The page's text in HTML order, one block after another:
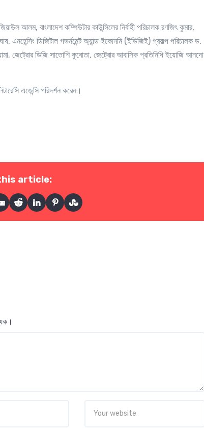
জিয়াউল আলম, বাংলাদেশ কম্পিউটার কাউন্সিলের নির্বাহী পরিচালক রণজিৎ কুমার,
, এনহেন্সিং ডিজিটাল গভর্নমেন্ট অ্যান্ড ইকোনমি (ইডিজিই) প্রকল্প পরিচালক ড.
, জেট্রোর ডিজি সাতোশি কুবোতা, জেট্রোর আবাসিক প্রতিনিধি ইয়োজি আনদো
এজেন্সি পরিদর্শন করেন।
article: